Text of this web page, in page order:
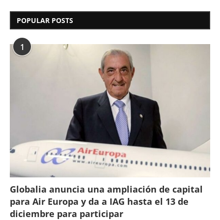
POPULAR POSTS
1
Globalia anuncia una ampliación de capital
para Air Europa y da a IAG hasta el 13 de
diciembre para participar